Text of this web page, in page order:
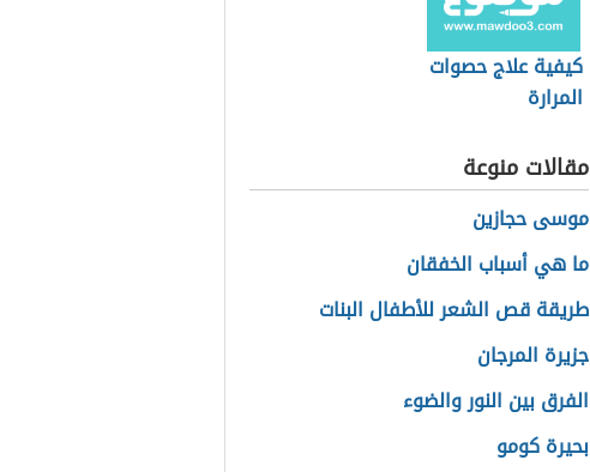
كيفية علاج حصوات
المرارة
مقالات منوعة
موسى حجازين
ما هي أسباب الخفقان
طريقة قص الشعر للأطفال البنات
جزيرة المرجان
الفرق بين النور والضوء
بحيرة كومو